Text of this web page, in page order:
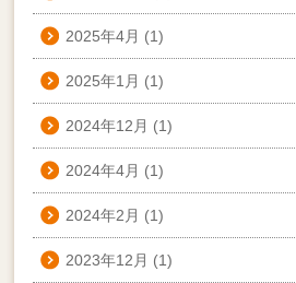
2025年4月 (1)
2025年1月 (1)
2024年12月 (1)
2024年4月 (1)
2024年2月 (1)
2023年12月 (1)